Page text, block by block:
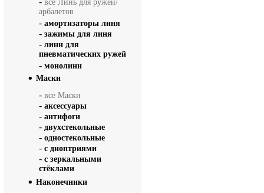
все Линь для ружей/
арбалетов
- амортизаторы линя
- зажимы для линя
- лини для
пневматических ружей
- монолини
Маски
- все Маски
- аксессуары
- антифоги
- двухстекольные
- одностекольные
- с диоптриями
- с зеркальными
стёклами
Наконечники